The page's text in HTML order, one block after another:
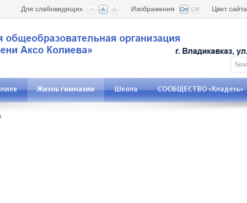
Цвет сайта
Изображения
Для слабовидящих
Жизнь гимназии Школа СООБЩЕСТВО «Кладезь»